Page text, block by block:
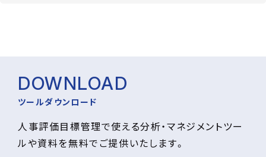
DOWNLOAD
ツールダウンロード
人事評価目標管理で使える分析・マネジメントツー
ルや資料を無料でご提供いたします。